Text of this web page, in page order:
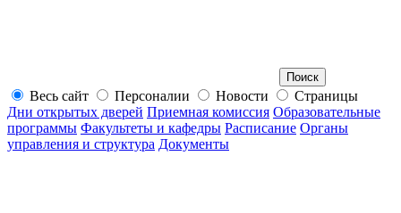
Весь сайт Персоналии Новости
Страницы
Дни открытых дверей Приемная комиссия Образовательные
программы Факультеты и кафедры Расписание Органы
управления и структура Документы